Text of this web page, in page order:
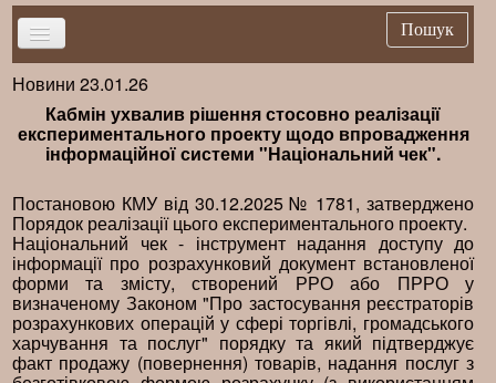
Головна
Новини
Важливе
Брифінг
Публікації
Нормативна база
Довідники
Контакти
Пошук
Новини 23.01.26
Кабмін ухвалив рішення стосовно реалізації
експериментального проекту щодо впровадження
інформаційної системи "Національний чек".
Постановою КМУ від 30.12.2025 № 1781, затверджено
Порядок реалізації цього експериментального проекту.
Національний чек - інструмент надання доступу до
інформації про розрахунковий документ встановленої
форми та змісту, створений РРО або ПРРО у
визначеному Законом "Про застосування реєстраторів
розрахункових операцій у сфері торгівлі, громадського
харчування та послуг" порядку та який підтверджує
факт продажу (повернення) товарів, надання послуг з